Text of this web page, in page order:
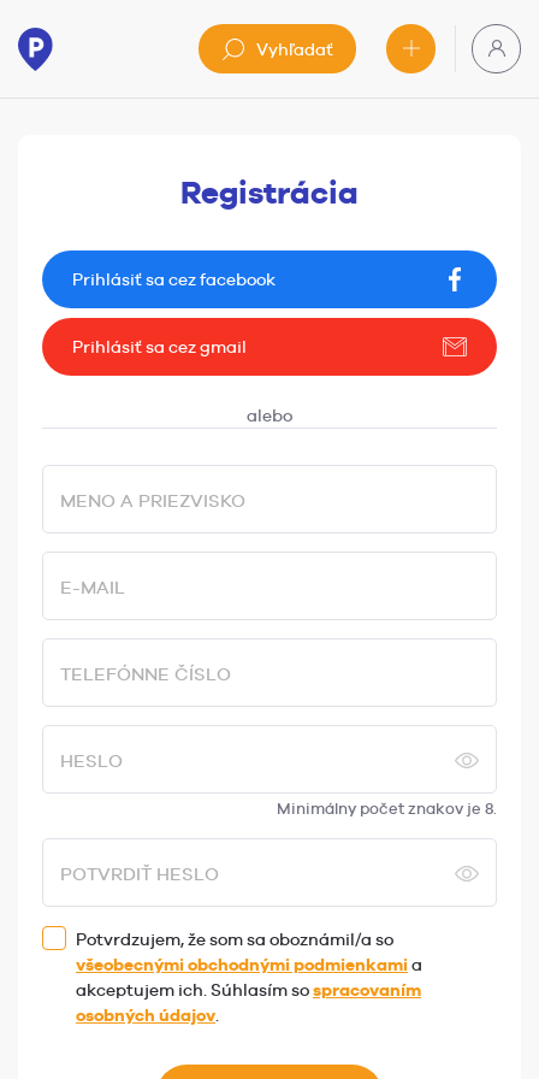
Vyhľadať
Registrácia
Prihlásiť sa cez facebook
Prihlásiť sa cez gmail
MENO A PRIEZVISKO
E-MAIL
TELEFÓNNE ČÍSLO
HESLO
Minimálny počet znakov je 8.
POTVRDIŤ HESLO
Potvrdzujem, že som sa oboznámil/a so
všeobecnými obchodnými podmienkamia
akceptujem ich. Súhlasím sospracovaním
osobných údajov